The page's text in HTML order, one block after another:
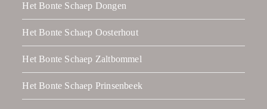
Het Bonte Schaep Dongen
Het Bonte Schaep Oosterhout
Het Bonte Schaep Zaltbommel
Het Bonte Schaep Prinsenbeek